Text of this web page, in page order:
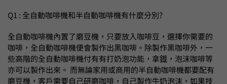
Q1 : 全自動咖啡機和半自動咖啡機有什麼分別?
全自動咖啡機內置了磨豆機，只要放入咖啡豆，選擇你需要的
咖啡，全自動咖啡機便會製作出黑咖啡。除製作黑咖啡外，一
些高階的全自動咖啡機付有有打奶泡功能，拿鐡，泡沫咖啡等
亦可以製作出來。 而無論家用或商用的半自動咖啡機都要配有
磨豆機，客戶需要自己研磨咖啡，自己製作牛奶泡沫，如果技